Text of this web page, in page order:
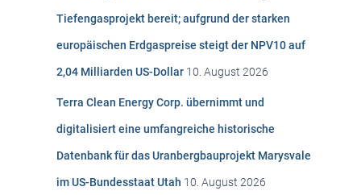
Tiefengasprojekt bereit; aufgrund der starken
europäischen Erdgaspreise steigt der NPV10 auf
2,04 Milliarden US-Dollar 10. August 2026
Terra Clean Energy Corp. übernimmt und
digitalisiert eine umfangreiche historische
Datenbank für das Uranbergbauprojekt Marysvale
im US-Bundesstaat Utah 10. August 2026